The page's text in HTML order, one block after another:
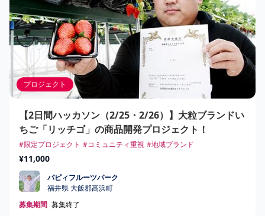
プロジェクト
【2日間ハッカソン（2/25・2/26）】大粒ブランドい
ちご「リッチゴ」の商品開発プロジェクト！
#限定プロジェクト #コミュニティ重視 #地域ブランド
¥11,000
パピィフルーツパーク
パピィフルーツパーク
福井県 大飯郡高浜町
募集期間 募集終了